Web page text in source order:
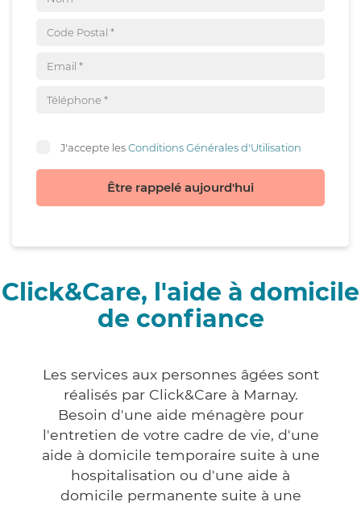
J'accepte lesConditions Générales d'Utilisation
Être rappelé aujourd'hui
Click&Care, l'aide à domicile
de confiance
Les services aux personnes âgées sont
réalisés par Click&Care à Marnay.
Besoin d'une aide ménagère pour
l'entretien de votre cadre de vie, d'une
aide à domicile temporaire suite à une
hospitalisation ou d'une aide à
domicile permanente suite à une